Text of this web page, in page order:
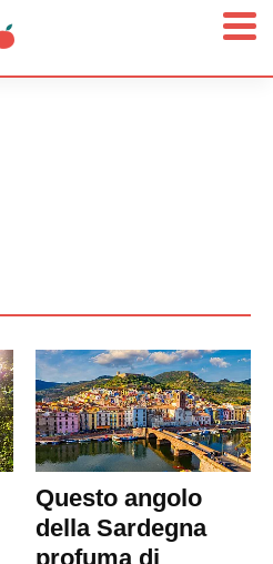
Questo angolo
della Sardegna
profuma di